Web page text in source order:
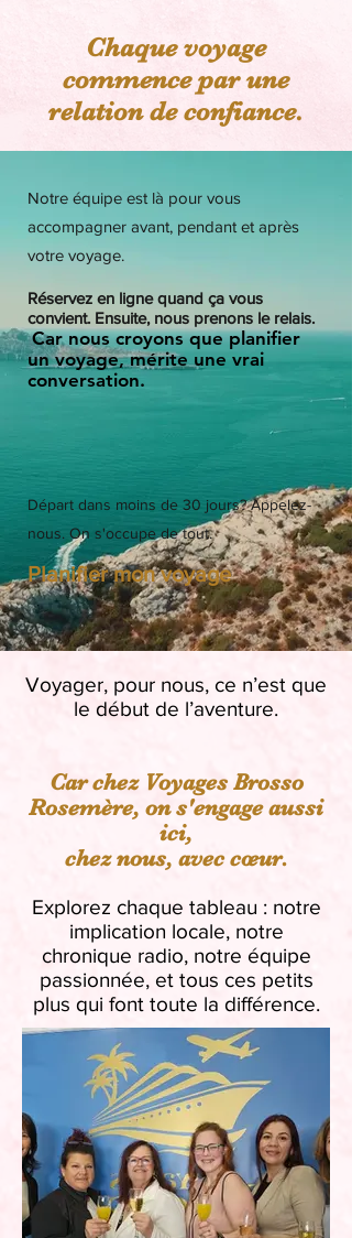
Chaque voyage
commence par une
relation de confiance.
​Notre équipe est là pour vous
accompagner avant, pendant et après
votre voyage.
Réservez en ligne quand ça vous
convient. Ensuite, nous prenons le relais.
Car nous croyons que planifier
un voyage, mérite une vrai
conversation.
Départ dans moins de 30 jours? Appelez-
nous. On s'occupe de tout.
Planifier mon voyage
Voyager, pour nous, ce n’est que
le début de l’aventure.
Car chez Voyages Brosso
Rosemère, on s'engage aussi
ici,
chez nous, avec cœur.
Explorez chaque tableau : notre
implication locale, notre
chronique radio, notre équipe
passionnée, et tous ces petits
plus qui font toute la différence.